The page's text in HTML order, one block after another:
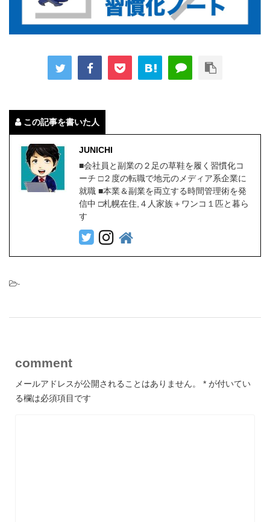
この記事を書いた人
JUNICHI
■会社員と副業の２足の草鞋を履く習慣化コ
ーチ □２度の転職で地元のメディア系企業に
就職 ■本業＆副業を両立する時間管理術を発
信中 □札幌在住,４人家族＋ワンコ１匹と暮ら
す
-
comment
メールアドレスが公開されることはありません。 * が付いてい
る欄は必須項目です